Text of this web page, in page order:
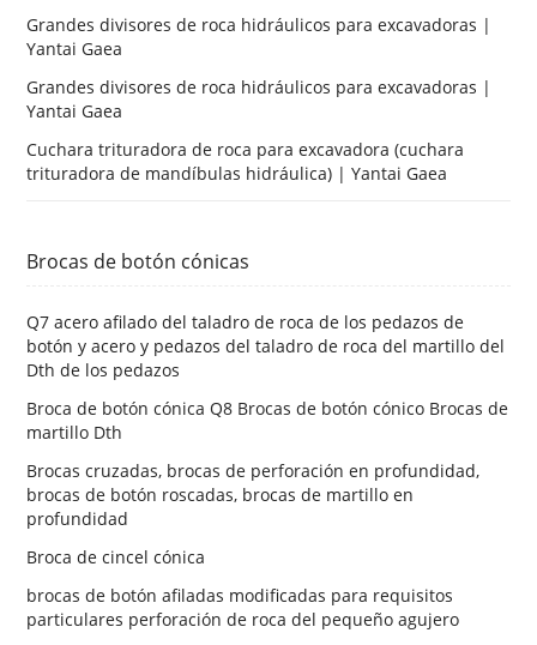
Grandes divisores de roca hidráulicos para excavadoras |
Yantai Gaea
Grandes divisores de roca hidráulicos para excavadoras |
Yantai Gaea
Cuchara trituradora de roca para excavadora (cuchara
trituradora de mandíbulas hidráulica) | Yantai Gaea
Brocas de botón cónicas
Q7 acero afilado del taladro de roca de los pedazos de
botón y acero y pedazos del taladro de roca del martillo del
Dth de los pedazos
Broca de botón cónica Q8 Brocas de botón cónico Brocas de
martillo Dth
Brocas cruzadas, brocas de perforación en profundidad,
brocas de botón roscadas, brocas de martillo en
profundidad
Broca de cincel cónica
brocas de botón afiladas modificadas para requisitos
particulares perforación de roca del pequeño agujero